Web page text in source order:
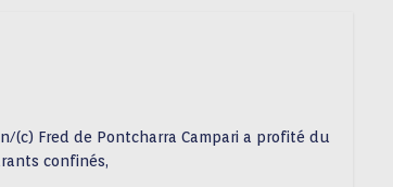
(c) Fred de Pontcharra Campari a profité du
confinés,